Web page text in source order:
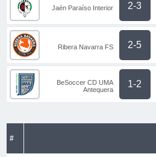
Jaén Paraíso Interior 2-3
Ribera Navarra FS 2-5
BeSoccer CD UMA
Antequera
1-2
#